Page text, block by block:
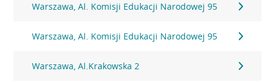
Warszawa, Al. Komisji Edukacji Narodowej 95
Warszawa, Al. Komisji Edukacji Narodowej 95
Warszawa, Al.Krakowska 2